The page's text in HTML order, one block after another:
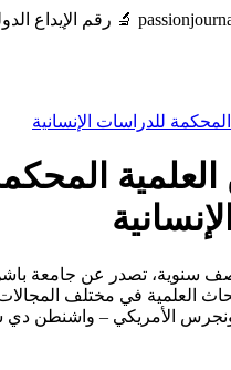
سنوية، تصدر عن جامعة باشن
العلمية في مختلف المجالات
الأمريكي – واشنطن